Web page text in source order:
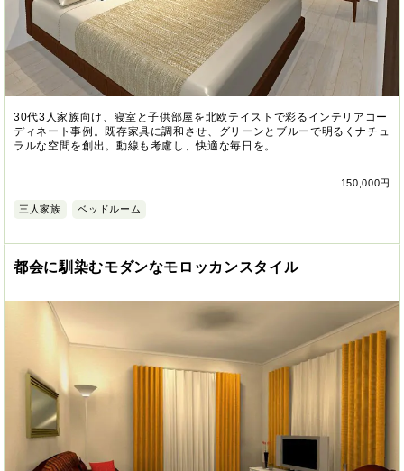
30代3人家族向け、寝室と子供部屋を北欧テイストで彩るインテリアコー
ディネート事例。既存家具に調和させ、グリーンとブルーで明るくナチュ
ラルな空間を創出。動線も考慮し、快適な毎日を。
150,000円
三人家族 ベッドルーム
都会に馴染むモダンなモロッカンスタイル